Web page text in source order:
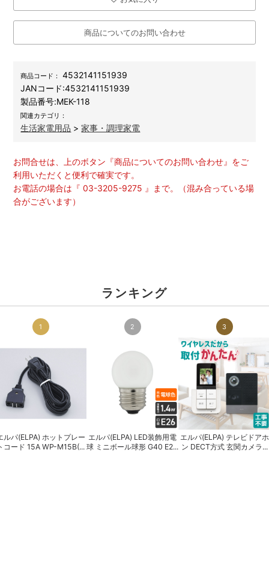
商品についてのお問い合わせ
商品コード：
4532141151939
JANコード:4532141151939
製品番号:MEK-118
関連カテゴリ：
生活家電用品 >家事・調理家電
お問合せは、上のボタン『商品についてのお問い合わせ』をご
利用いただくと便利で確実です。
お電話の場合は『 03-3205-9275 』まで。（混み合っている場
合がございます）
ランキング
1
ルパ(ELPA) ホットプレー
コード 15A WP-M15B(...
2
エルパ(ELPA) LED装飾用電
球 ミニボール球形 G40 E2...
3
エルパ(ELPA) テレビドアホ
ン DECT方式 玄関カメラ...